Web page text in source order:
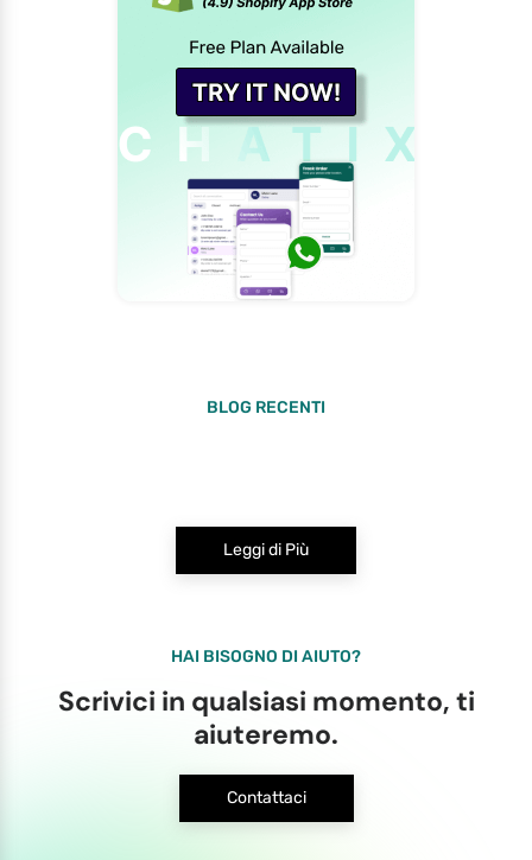
BLOG RECENTI
Leggi di Più
HAI BISOGNO DI AIUTO?
Scrivici in qualsiasi momento, ti
aiuteremo.
Contattaci